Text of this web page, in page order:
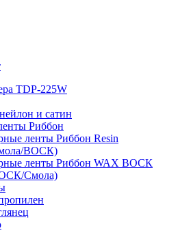
TDP-225W
и сатин
Риббон
ленты Риббон Resin
ВОСК)
ленты Риббон WAX ВОСК
Смола)